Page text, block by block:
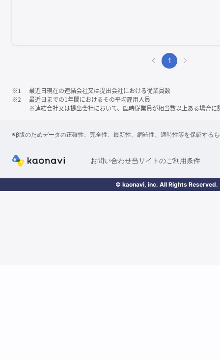
1
※1
最近日現在の連結会社又は提出会社における従業員数
※2
最近日までの1年間におけるその平均雇用人員
※連結会社又は提出会社において、臨時従業員が相当数以上ある場合に
※β版のためデータの正確性、完全性、最新性、網羅性、適時性等を保証する
お問い合わせ当サイトのご利用条件
© kaonavi, inc. All Rights Reserved.